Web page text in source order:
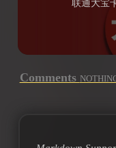
Comments